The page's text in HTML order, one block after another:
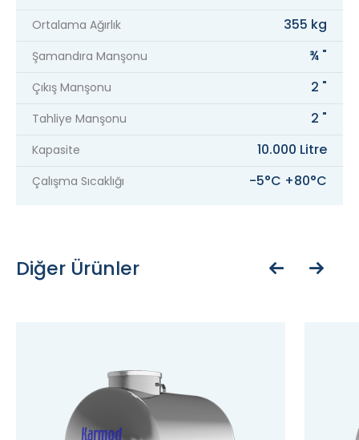
Ortalama Ağırlık 355 kg
Şamandıra Manşonu ¾ "
Çıkış Manşonu 2 "
Tahliye Manşonu 2 "
Kapasite 10.000 Litre
Çalışma Sıcaklığı -5°C +80°C
Diğer Ürünler